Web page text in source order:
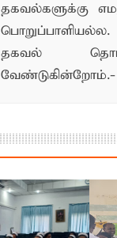
தகவல்களுக்கு
தகவல்
வேண்டுகின்றோம்.-